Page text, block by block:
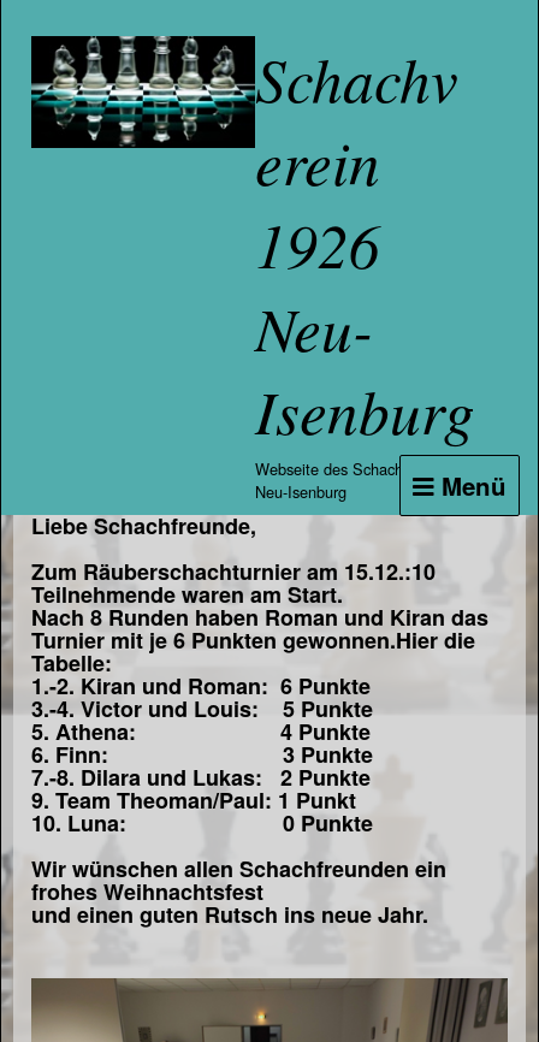
Schachv
erein
1926
Neu-
Isenburg
Webseite des Schachvereins
Neu-Isenburg
Menü
Liebe Schachfreunde,
Zum Räuberschachturnier am 15.12.:10
Teilnehmende waren am Start.
Nach 8 Runden haben Roman und Kiran das
Turnier mit je 6 Punkten gewonnen.Hier die
Tabelle:
1.-2. Kiran und Roman: 6 Punkte
3.-4. Victor und Louis: 5 Punkte
5. Athena: 4 Punkte
6. Finn: 3 Punkte
7.-8. Dilara und Lukas: 2 Punkte
9. Team Theoman/Paul: 1 Punkt
10. Luna: 0 Punkte
Wir wünschen allen Schachfreunden ein
frohes Weihnachtsfest
und einen guten Rutsch ins neue Jahr.